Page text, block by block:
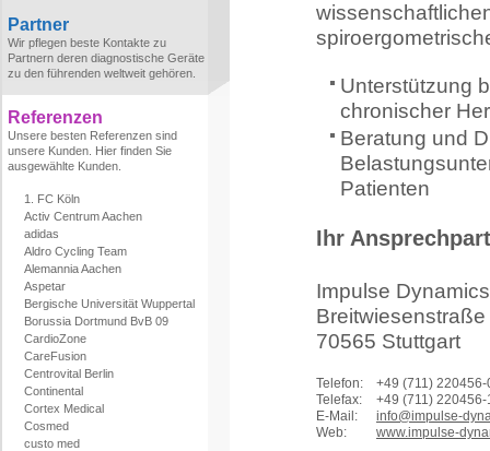
Partner
Wir pflegen beste Kontakte zu
Partnern deren diagnostische Geräte
zu den führenden weltweit gehören.
Referenzen
Unsere besten Referenzen sind
unsere Kunden. Hier finden Sie
ausgewählte Kunden.
1. FC Köln
Activ Centrum Aachen
adidas
Aldro Cycling Team
Alemannia Aachen
Aspetar
Bergische Universität Wuppertal
Borussia Dortmund BvB 09
CardioZone
CareFusion
Centrovital Berlin
Continental
Cortex Medical
Cosmed
custo med
Unterstützung
chronischer
Beratung und
Patienten
Ihr
Impulse
Breitwiesenstraße
70565 Stuttgart
Telefon: +49 (711) 220456-
Telefax: +49 (711) 220456-
E-Mail:
info@impulse-
Web:
www.impulse-